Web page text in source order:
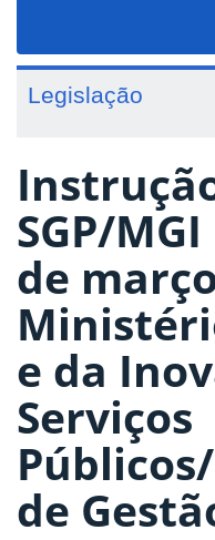
Legislação
SGP/
de
e da
Serviços
de